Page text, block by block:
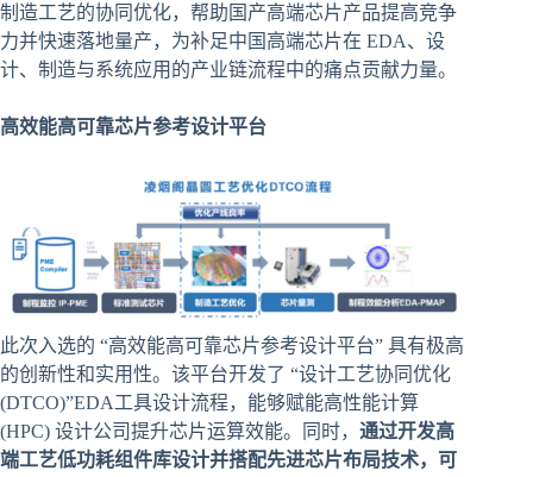
制造工艺的协同优化，帮助国产高端芯片产品提高竞争
力并快速落地量产，为补足中国高端芯片在 EDA、设
计、制造与系统应用的产业链流程中的痛点贡献力量。
高效能高可靠芯片参考设计平台
此次入选的 “高效能高可靠芯片参考设计平台” 具有极高
的创新性和实用性。该平台开发了 “设计工艺协同优化
(DTCO)”EDA工具设计流程，能够赋能高性能计算
(HPC) 设计公司提升芯片运算效能。同时， 通过开发高
端工艺低功耗组件库设计并搭配先进芯片布局技术，可